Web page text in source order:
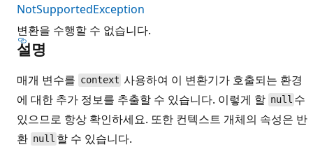
NotSupportedException
변환을 수행할 수 없습니다.
설명
매개 변수를 context 사용하여 이 변환기가 호출되는 환경
에 대한 추가 정보를 추출할 수 있습니다. 이렇게 할 null 수
있으므로 항상 확인하세요. 또한 컨텍스트 개체의 속성은 반
환 null 할 수 있습니다.